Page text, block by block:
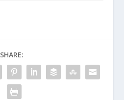
SHARE: